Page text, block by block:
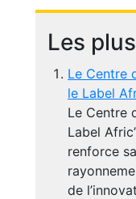
Les
Le Centre
le Label
Le Centre
Label
renforce
de